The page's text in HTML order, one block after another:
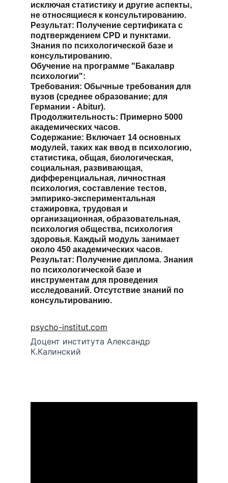
исключая статистику и другие аспекты,
не относящиеся к консультированию.
Результат: Получение сертификата с
подтверждением CPD и пунктами.
Знания по психологической базе и
консультированию.
Обучение на программе "Бакалавр
психологии":
Требования: Обычные требования для
вузов (среднее образование; для
Германии - Abitur).
Продолжительность: Примерно 5000
академических часов.
Содержание: Включает 14 основных
модулей, таких как ввод в психологию,
статистика, общая, биологическая,
социальная, развивающая,
дифференциальная, личностная
психология, составление тестов,
эмпирико-экспериментальная
стажировка, трудовая и
организационная, образовательная,
психология общества, психология
здоровья. Каждый модуль занимает
около 450 академических часов.
Результат: Получение диплома. Знания
по психологической базе и
инструментам для проведения
исследований. Отсутствие знаний по
консультированию.
psycho-institut.com
Доцент института Александр
К.Калинский